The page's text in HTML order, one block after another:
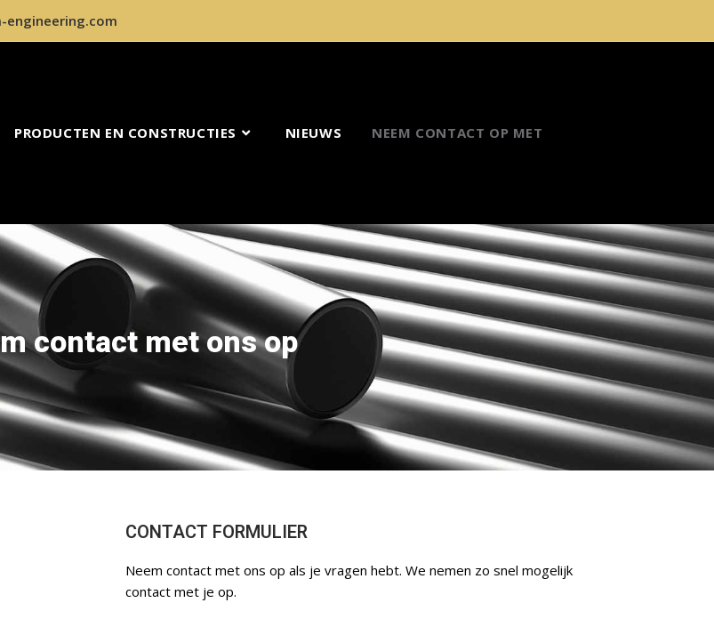
engineering.com
PRODUCTEN EN CONSTRUCTIES NIEUWS NEEM CONTACT OP MET
contact met ons op
CONTACT FORMULIER
Neem contact met ons op als je vragen hebt. We nemen zo snel mogelijk
contact met je op.